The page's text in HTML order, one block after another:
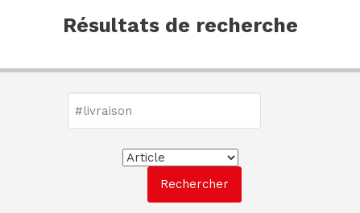
Résultats de recherche